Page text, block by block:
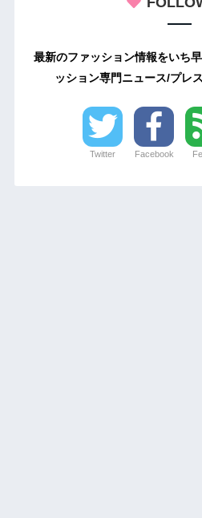
最新のファッション情報をいち
ッション専門ニュース/プレ
Twitter Facebook